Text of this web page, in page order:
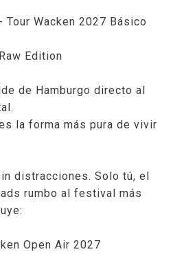
Tour Wacken 2027 Básico
Edition
de Hamburgo directo al
la forma más pura de vivir
distracciones. Solo tú, el
rumbo al festival más
Open Air 2027